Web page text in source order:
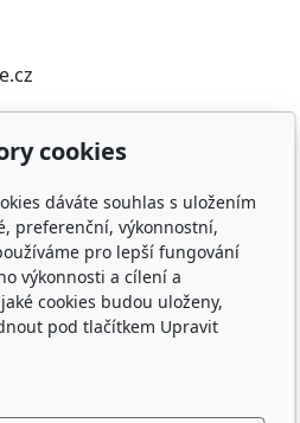
cookies
dáváte souhlas s uložením
preferenční, výkonnostní,
pro lepší fungování
výkonnosti a cílení a
cookies budou uloženy,
pod tlačítkem Upravit